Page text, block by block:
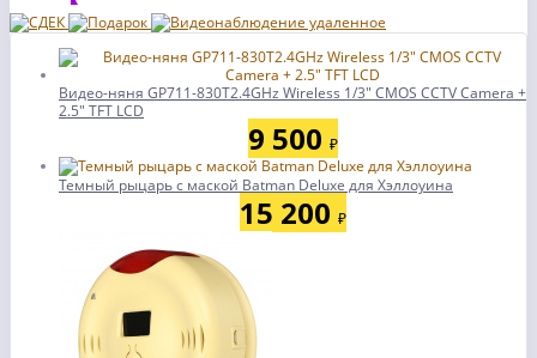
Видео-няня GP711-830T2.4GHz Wireless 1/3" CMOS CCTV Camera +
2.5" TFT LСD
9 500 ₽
Темный рыцарь с маской Batman Deluxe для Хэллоуина
15 200 ₽